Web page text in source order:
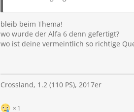
bleib beim Thema!
wo wurde der Alfa 6 denn gefertigt?
wo ist deine vermeintlich so richtige
Crossland, 1.2 (110 PS), 2017er
1